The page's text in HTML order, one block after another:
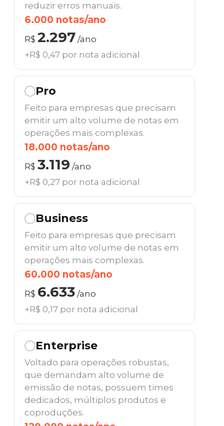
reduzir erros manuais.
6.000 notas/ano
R$ 2.297 /ano
+R$ 0,47 por nota adicional
Pro
Feito para empresas que precisam
emitir um alto volume de notas em
operações mais complexas.
18.000 notas/ano
R$ 3.119 /ano
+R$ 0,27 por nota adicional
Business
Feito para empresas que precisam
emitir um alto volume de notas em
operações mais complexas.
60.000 notas/ano
R$ 6.633 /ano
+R$ 0,17 por nota adicional
Enterprise
Voltado para operações robustas,
que demandam alto volume de
emissão de notas, possuem times
dedicados, múltiplos produtos e
coproduções.